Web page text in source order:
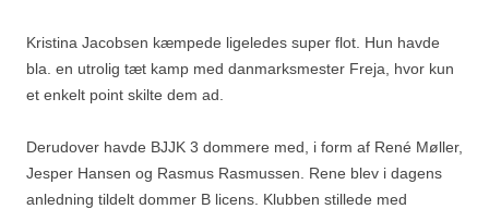
Kristina Jacobsen kæmpede ligeledes super flot. Hun havde
bla. en utrolig tæt kamp med danmarksmester Freja, hvor kun
et enkelt point skilte dem ad.
Derudover havde BJJK 3 dommere med, i form af René Møller,
Jesper Hansen og Rasmus Rasmussen. Rene blev i dagens
anledning tildelt dommer B licens. Klubben stillede med